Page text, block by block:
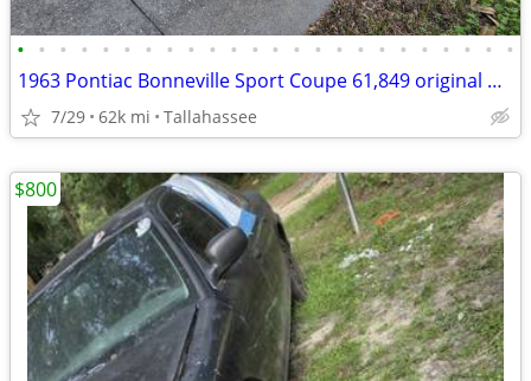
• • • • • • • • • • • • • • • • • • • • • • • •
1963 Pontiac Bonneville Sport Coupe 61,849 original miles
7/29 62k mi Tallahassee
$800